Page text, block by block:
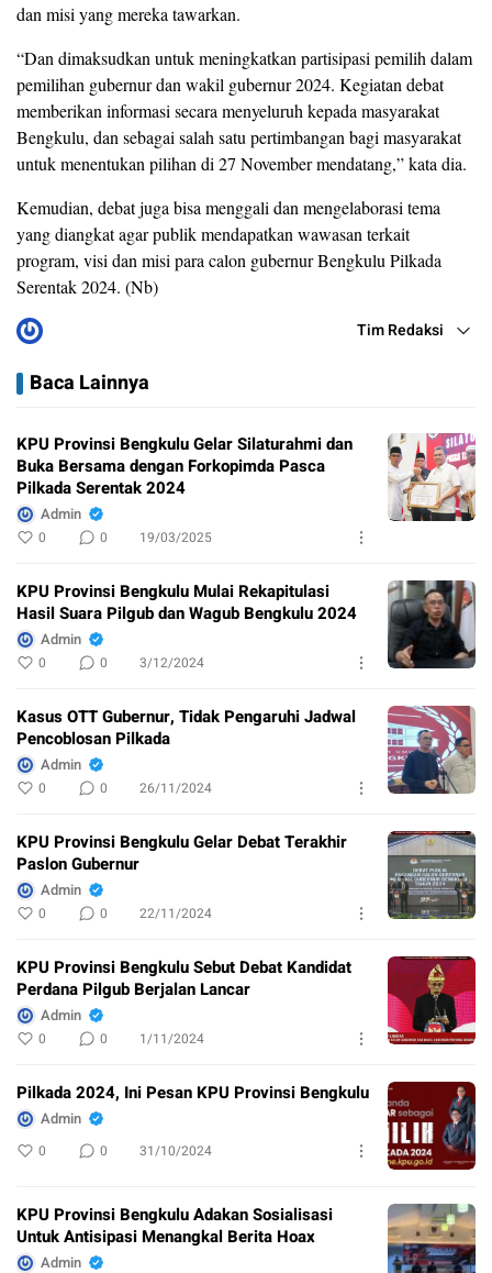
dan misi yang mereka tawarkan.
“Dan dimaksudkan untuk meningkatkan partisipasi pemilih dalam
pemilihan gubernur dan wakil gubernur 2024. Kegiatan debat
memberikan informasi secara menyeluruh kepada masyarakat
Bengkulu, dan sebagai salah satu pertimbangan bagi masyarakat
untuk menentukan pilihan di 27 November mendatang,” kata dia.
Kemudian, debat juga bisa menggali dan mengelaborasi tema
yang diangkat agar publik mendapatkan wawasan terkait
program, visi dan misi para calon gubernur Bengkulu Pilkada
Serentak 2024. (Nb)
Tim Redaksi
Baca Lainnya
KPU Provinsi Bengkulu Gelar Silaturahmi dan
Buka Bersama dengan Forkopimda Pasca
Pilkada Serentak 2024
Admin
0 0 19/03/2025
KPU Provinsi Bengkulu Mulai Rekapitulasi
Hasil Suara Pilgub dan Wagub Bengkulu 2024
Admin
0 0 3/12/2024
Kasus OTT Gubernur, Tidak Pengaruhi Jadwal
Pencoblosan Pilkada
Admin
0 0 26/11/2024
KPU Provinsi Bengkulu Gelar Debat Terakhir
Paslon Gubernur
Admin
0 0 22/11/2024
KPU Provinsi Bengkulu Sebut Debat Kandidat
Perdana Pilgub Berjalan Lancar
Admin
0 0 1/11/2024
Pilkada 2024, Ini Pesan KPU Provinsi Bengkulu
Admin
0 0 31/10/2024
KPU Provinsi Bengkulu Adakan Sosialisasi
Untuk Antisipasi Menangkal Berita Hoax
Admin